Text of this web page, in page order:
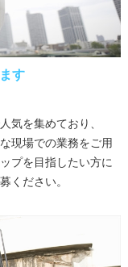
す
気を集めており、
現場での業務をご用
プを目指したい方に
ください。